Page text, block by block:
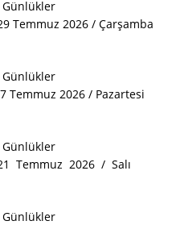
Günlükler
Temmuz 2026 / Çarşamba
Günlükler
Temmuz 2026 / Pazartesi
Günlükler
Temmuz 2026 / Salı
Günlükler